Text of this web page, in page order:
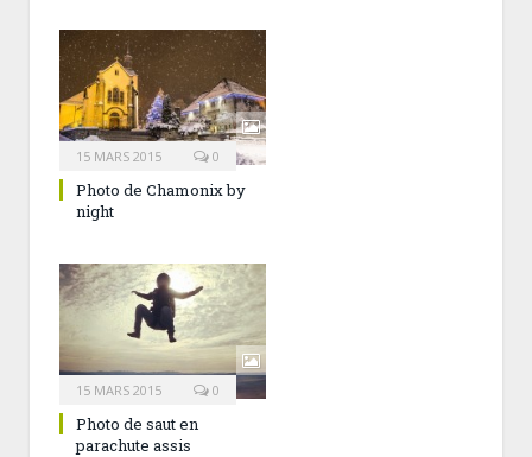
15 MARS 2015 0
Photo de Chamonix by
night
15 MARS 2015 0
Photo de saut en
parachute assis